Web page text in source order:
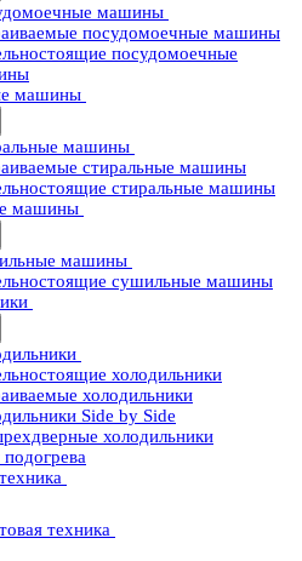
машины
посудомоечные машины
посудомоечные
машины
машины
стиральные машины
стиральные машины
машины
машины
сушильные машины
холодильники
холодильники
Side by Side
холодильники
техника